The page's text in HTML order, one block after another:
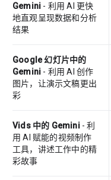
Gemini - 利用 AI 更快
地直观呈现数据和分析
结果
Google 幻灯片中的
Gemini - 利用 AI 创作
图片，让演示文稿更出
彩
Vids 中的 Gemini- 利
用 AI 赋能的视频制作
工具，讲述工作中的精
彩故事